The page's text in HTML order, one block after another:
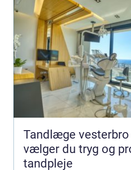
Tandlæge vesterbro sådan
vælger du tryg og
tandpleje